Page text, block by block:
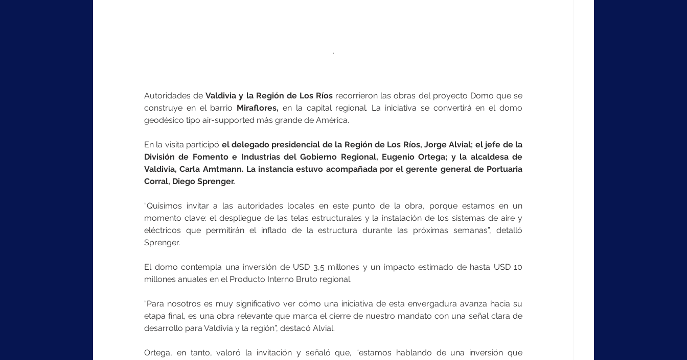
.
Autoridades de Valdivia y la Región de Los Ríos recorrieron las obras del proyecto Domo que se
construye en el barrio Miraflores, en la capital regional. La iniciativa se convertirá en el domo
geodésico tipo air-supported más grande de América.
En la visita participó el delegado presidencial de la Región de Los Ríos, Jorge Alvial; el jefe de la
División de Fomento e Industrias del Gobierno Regional, Eugenio Ortega; y la alcaldesa de
Valdivia, Carla Amtmann. La instancia estuvo acompañada por el gerente general de Portuaria
Corral, Diego Sprenger.
“Quisimos invitar a las autoridades locales en este punto de la obra, porque estamos en un
momento clave: el despliegue de las telas estructurales y la instalación de los sistemas de aire y
eléctricos que permitirán el inflado de la estructura durante las próximas semanas”, detalló
Sprenger.
El domo contempla una inversión de USD 3,5 millones y un impacto estimado de hasta USD 10
millones anuales en el Producto Interno Bruto regional.
“Para nosotros es muy significativo ver cómo una iniciativa de esta envergadura avanza hacia su
etapa final, es una obra relevante que marca el cierre de nuestro mandato con una señal clara de
desarrollo para Valdivia y la región”, destacó Alvial.
Ortega, en tanto, valoró la invitación y señaló que, “estamos hablando de una inversión que